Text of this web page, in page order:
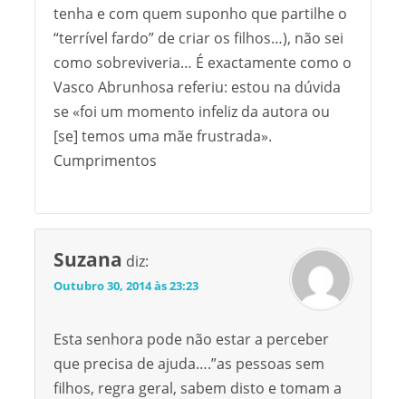
tenha e com quem suponho que partilhe o
“terrível fardo” de criar os filhos…), não sei
como sobreviveria… É exactamente como o
Vasco Abrunhosa referiu: estou na dúvida
se «foi um momento infeliz da autora ou
[se] temos uma mãe frustrada».
Cumprimentos
Suzana diz:
Outubro 30, 2014 às 23:23
Esta senhora pode não estar a perceber
que precisa de ajuda….”as pessoas sem
filhos, regra geral, sabem disto e tomam a